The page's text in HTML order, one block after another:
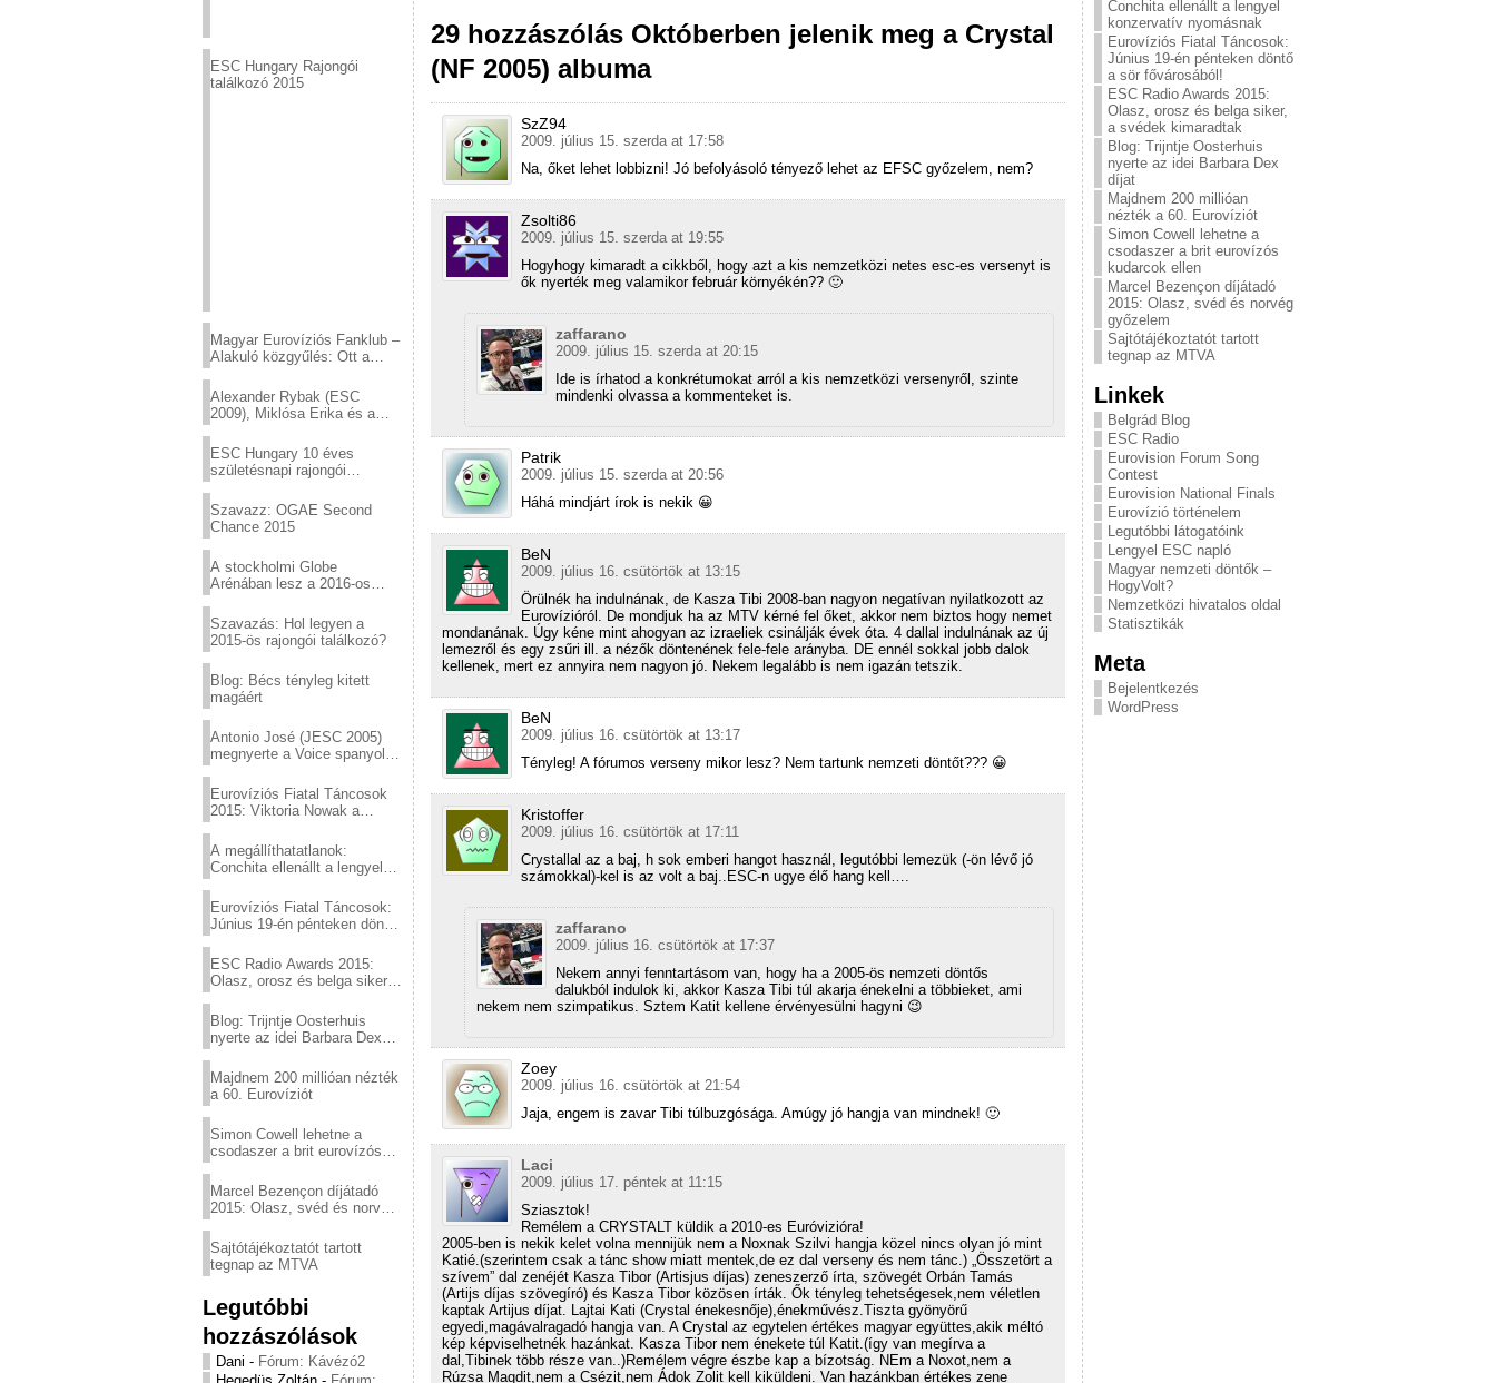
ESC Hungary Rajongói
találkozó 2015
Magyar Eurovíziós Fanklub –
Alakuló közgyűlés: Ott a
Alexander Rybak (ESC
2009), Miklósa Erika és a
sztárjai a Margitszigeten
ESC Hungary 10 éves
születésnapi rajongói
Szavazz: OGAE Second
Chance 2015
A stockholmi Globe
Arénában lesz a 2016-os
Szavazás: Hol legyen a
2015-ös rajongói találkozó?
Blog: Bécs tényleg kitett
magáért
Antonio José (JESC 2005)
megnyerte a Voice spanyol
Eurovíziós Fiatal Táncosok
2015: Viktoria Nowak a
A megállíthatatlanok:
Conchita ellenállt a lengyel
Eurovíziós Fiatal Táncosok:
Június 19-én pénteken döntő
ESC Radio Awards 2015:
Olasz, orosz és belga siker,
Blog: Trijntje Oosterhuis
nyerte az idei Barbara Dex
Majdnem 200 millióan nézték
a 60. Eurovíziót
Simon Cowell lehetne a
csodaszer a brit eurovízós
Marcel Bezençon díjátadó
2015: Olasz, svéd és norvég
Sajtótájékoztatót tartott
tegnap az MTVA
Legutóbbi
hozzászólások
Dani - Fórum: Kávézó2
29 hozzászólás Októberben jelenik meg a Crystal
(NF 2005) albuma
SzZ94
2009. július 15. szerda at 17:58
Na, őket lehet lobbizni! Jó befolyásoló tényező lehet az EFSC győzelem, nem?
Zsolti86
2009. július 15. szerda at 19:55
Hogyhogy kimaradt a cikkből, hogy azt a kis nemzetközi netes esc-es versenyt is
ők nyerték meg valamikor február környékén?? 🙂
zaffarano
2009. július 15. szerda at 20:15
Ide is írhatod a konkrétumokat arról a kis nemzetközi versenyről, szinte
mindenki olvassa a kommenteket is.
Patrik
2009. július 15. szerda at 20:56
Háhá mindjárt írok is nekik 😀
BeN
2009. július 16. csütörtök at 13:15
Örülnék ha indulnának, de Kasza Tibi 2008-ban nagyon negatívan nyilatkozott az
Eurovízióról. De mondjuk ha az MTV kérné fel őket, akkor nem biztos hogy nemet
mondanának. Úgy kéne mint ahogyan az izraeliek csinálják évek óta. 4 dallal indulnának az új
lemezről és egy zsűri ill. a nézők döntenének fele-fele arányba. DE ennél sokkal jobb dalok
kellenek, mert ez annyira nem nagyon jó. Nekem legalább is nem igazán tetszik.
BeN
2009. július 16. csütörtök at 13:17
Tényleg! A fórumos verseny mikor lesz? Nem tartunk nemzeti döntőt??? 😀
Kristoffer
2009. július 16. csütörtök at 17:11
Crystallal az a baj, h sok emberi hangot használ, legutóbbi lemezük (-ön lévő jó
számokkal)-kel is az volt a baj..ESC-n ugye élő hang kell….
zaffarano
2009. július 16. csütörtök at 17:37
Nekem annyi fenntartásom van, hogy ha a 2005-ös nemzeti döntős
dalukból indulok ki, akkor Kasza Tibi túl akarja énekelni a többieket, ami
nekem nem szimpatikus. Sztem Katit kellene érvényesülni hagyni 😉
Zoey
2009. július 16. csütörtök at 21:54
Jaja, engem is zavar Tibi túlbuzgósága. Amúgy jó hangja van mindnek! 🙂
Laci
2009. július 17. péntek at 11:15
Sziasztok!
Remélem a CRYSTALT küldik a 2010-es Euróvizióra!
2005-ben is nekik kelet volna mennijük nem a Noxnak Szilvi hangja közel nincs olyan jó mint
Katié.(szerintem csak a tánc show miatt mentek,de ez dal verseny és nem tánc.) „Összetört a
szívem” dal zenéjét Kasza Tibor (Artisjus díjas) zeneszerző írta, szövegét Orbán Tamás
(Artijs díjas szövegíró) és Kasza Tibor közösen írták. Ők tényleg tehetségesek,nem véletlen
kaptak Artijus díjat. Lajtai Kati (Crystal énekesnője),énekművész.Tiszta gyönyörű
egyedi,magávalragadó hangja van. A Crystal az egytelen értékes magyar együttes,akik méltó
kép képviselhetnék hazánkat. Kasza Tibor nem énekete túl Katit.(így van megírva a
dal,Tibinek több része van..)Remélem végre észbe kap a bízotság. NEm a Noxot,nem a
Rúzsa Magdit,nem a Csézit,nem Ádok Zolit kell kiküldeni. Van hazánkban értékes zene
Conchita ellenállt a lengyel
konzervatív nyomásnak
Eurovíziós Fiatal Táncosok:
Június 19-én pénteken döntő
a sör fővárosából!
ESC Radio Awards 2015:
Olasz, orosz és belga siker,
a svédek kimaradtak
Blog: Trijntje Oosterhuis
nyerte az idei Barbara Dex
díjat
Majdnem 200 millióan
nézték a 60. Eurovíziót
Simon Cowell lehetne a
csodaszer a brit eurovízós
kudarcok ellen
Marcel Bezençon díjátadó
2015: Olasz, svéd és norvég
győzelem
Sajtótájékoztatót tartott
tegnap az MTVA
Linkek
Belgrád Blog
ESC Radio
Eurovision Forum Song
Contest
Eurovision National Finals
Eurovízió történelem
Legutóbbi látogatóink
Lengyel ESC napló
Magyar nemzeti döntők –
HogyVolt?
Nemzetközi hivatalos oldal
Statisztikák
Meta
Bejelentkezés
WordPress